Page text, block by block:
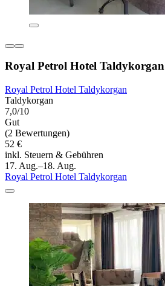
Royal Petrol Hotel Taldykorgan
Royal Petrol Hotel Taldykorgan
Taldykorgan
7,0/10
Gut
(2 Bewertungen)
52 €
inkl. Steuern & Gebühren
17. Aug.–18. Aug.
Royal Petrol Hotel Taldykorgan